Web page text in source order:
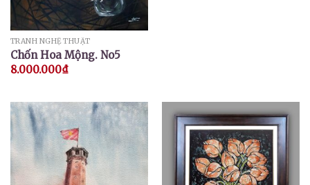
TRANH NGHỆ THUẬT
Chốn Hoa Mộng. No5
8.000.000₫